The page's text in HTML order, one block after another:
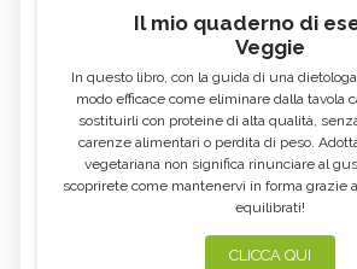
Il mio quaderno di
Veggie
In questo libro, con la guida di una
modo efficace come eliminare dalla tavola
sostituirli con proteine di alta qualità,
carenze alimentari o perdita di peso.
vegetariana non significa rinunciare al
scoprirete come mantenervi in forma grazie
equilibrati!
CLICCA QUI